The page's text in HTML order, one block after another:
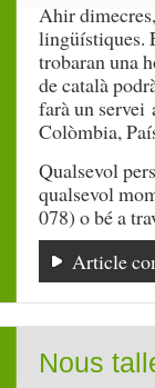
Ahir
lingüístiques.
trobaran una
de català
farà un servei
Colòmbia,
Qualsevol
qualsevol
078) o bé a
Article
Nous